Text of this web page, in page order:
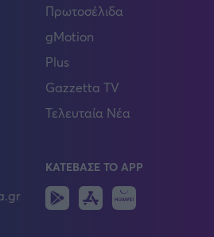
Πρωτοσέλιδα
gMotion
Plus
Gazzetta TV
Τελευταία Νέα
ΚΑΤΕΒΑΣΕ ΤΟ APP
Android
IOS